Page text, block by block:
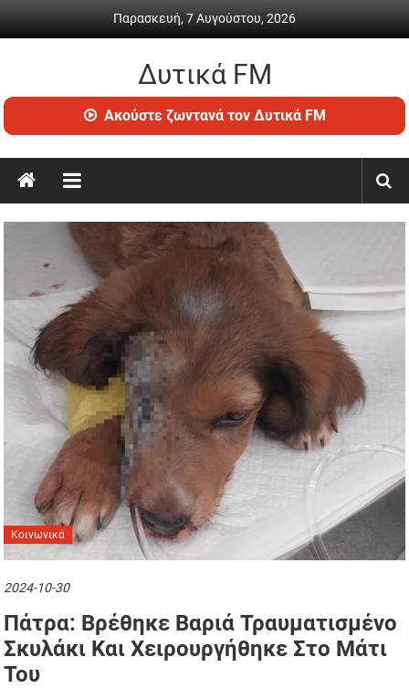
Παρασκευή, 7 Αυγούστου, 2026
Δυτικά FM
Ραδιόφωνο
•
ενημέρωση
Ακούστε ζωντανά τον Δυτικά FM
Κοινωνικά
2024-10-30
Πάτρα: Βρέθηκε Βαριά Τραυματισμένο
Σκυλάκι Και Χειρουργήθηκε Στο Μάτι
Του